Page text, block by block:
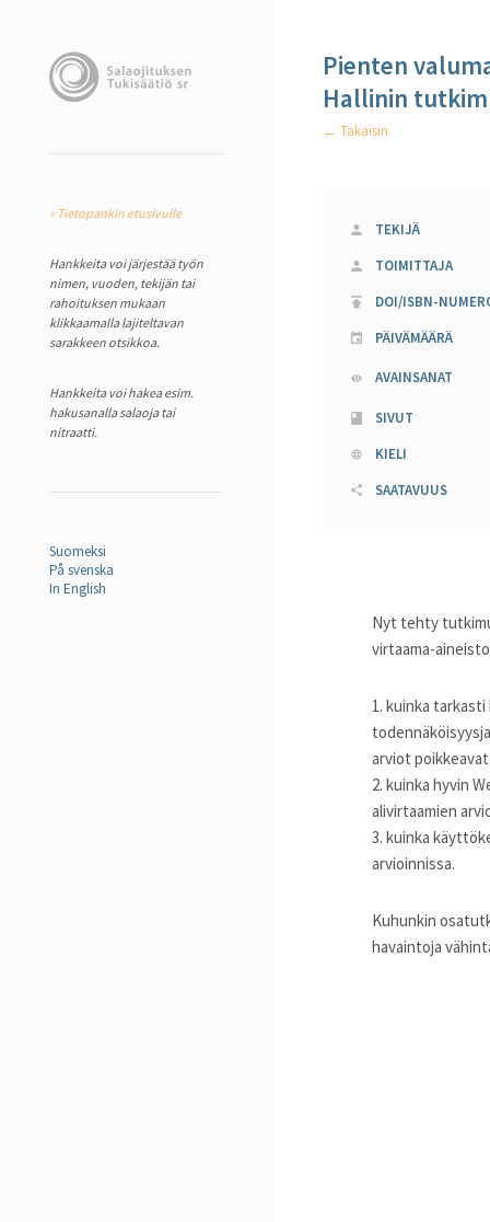
« Tietopankin etusivulle
Hankkeita voi järjestää työn
nimen, vuoden, tekijän tai
rahoituksen mukaan
klikkaamalla lajiteltavan
sarakkeen otsikkoa.
Hankkeita voi hakea esim.
hakusanalla salaoja tai
nitraatti.
Suomeksi
På svenska
In English
Pienten
Hallinin
← Takaisin
TEKIJÄ
TOIMITTAJA
DOI/ISBN-
PÄIVÄMÄÄRÄ
AVAINSANAT
SIVUT
KIELI
SAATAVUUS
Nyt tehty
virtaama-
1. kuinka
arviot
2. kuinka hyvin
alivirtaamien
3. kuinka
arvioinnissa.
Kuhunkin
havaintoja